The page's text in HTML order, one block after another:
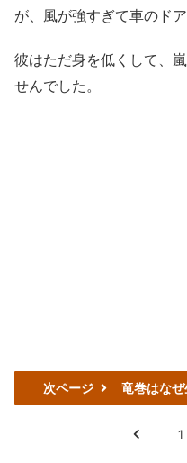
が、風が強すぎて車のド
彼はただ身を低くして、
せんでした。
次ページ 竜巻はな
< 1